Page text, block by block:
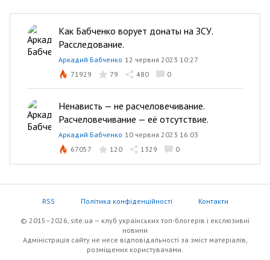
Как Бабченко ворует донаты на ЗСУ.
Расследование.
Аркадий Бабченко 12 червня 2023 10:27
71929
79 480 0
Ненависть — не расчеловечивание.
Расчеловечивание — её отсутствие.
Аркадий Бабченко 10 червня 2023 16:03
67057
120 1329 0
RSS Політика конфіденційності Контакти
© 2015–2026, site.ua — клуб українських топ-блогерів i екслюзивнi
новини
Адміністрація сайту не несе відповідальності за зміст матеріалів,
розміщених користувачами.